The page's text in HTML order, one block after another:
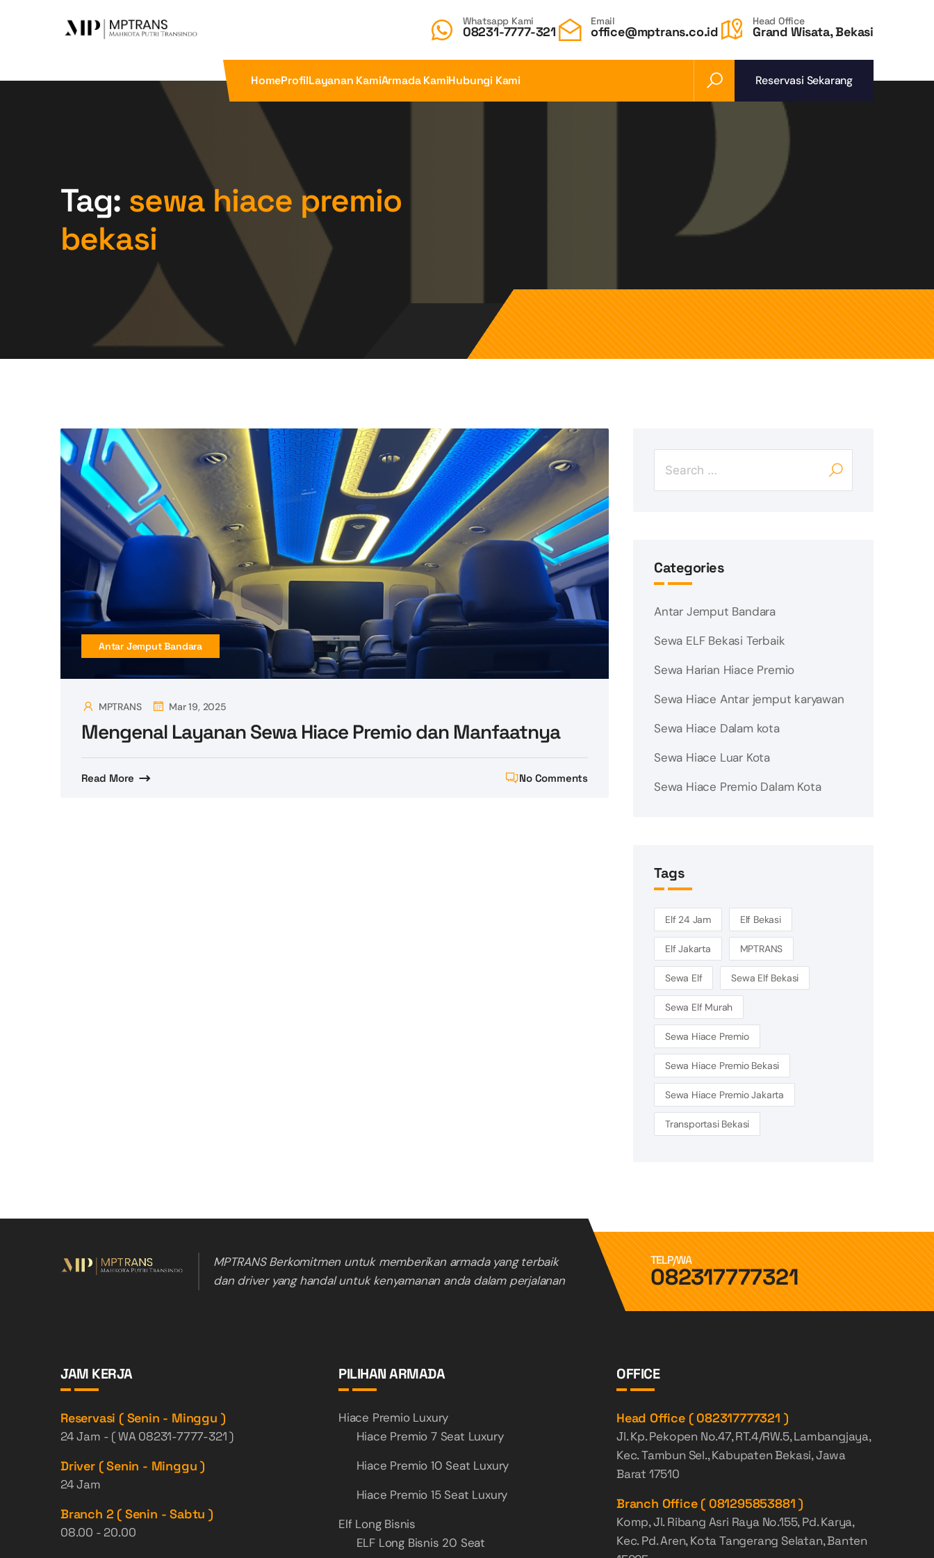
Whatsapp Kami
08231-7777-321
Email
office@mptrans.co.id
Head Office
Grand Wisata, Bekasi
HomeProfilLayanan KamiArmada KamiHubungi Kami Reservasi Sekarang
Tag: sewa hiace premio
bekasi
Antar Jemput Bandara
MPTRANS Mar 19, 2025
Mengenal Layanan Sewa Hiace Premio dan Manfaatnya
Read More No Comments
Categories
Antar Jemput Bandara
Sewa ELF Bekasi Terbaik
Sewa Harian Hiace Premio
Sewa Hiace Antar jemput karyawan
Sewa Hiace Dalam kota
Sewa Hiace Luar Kota
Sewa Hiace Premio Dalam Kota
Tags
Elf 24 Jam Elf Bekasi
Elf Jakarta MPTRANS
Sewa Elf Sewa Elf Bekasi
Sewa Elf Murah
Sewa Hiace Premio
Sewa Hiace Premio Bekasi
Sewa Hiace Premio Jakarta
Transportasi Bekasi
MPTRANS Berkomitmen untuk memberikan armada yang terbaik
dan driver yang handal untuk kenyamanan anda dalam perjalanan
TELP/WA
082317777321
JAM KERJA
Reservasi ( Senin - Minggu )
24 Jam - ( WA 08231-7777-321 )
Driver ( Senin - Minggu )
24 Jam
Branch 2 ( Senin - Sabtu )
08.00 - 20.00
PILIHAN ARMADA
Hiace Premio Luxury
Hiace Premio 7 Seat Luxury
Hiace Premio 10 Seat Luxury
Hiace Premio 15 Seat Luxury
Elf Long Bisnis
ELF Long Bisnis 20 Seat
OFFICE
Head Office ( 082317777321 )
Jl. Kp. Pekopen No.47, RT.4/RW.5, Lambangjaya,
Kec. Tambun Sel., Kabupaten Bekasi, Jawa
Barat 17510
Branch Office ( 081295853881 )
Komp, Jl. Ribang Asri Raya No.155, Pd. Karya,
Kec. Pd. Aren, Kota Tangerang Selatan, Banten